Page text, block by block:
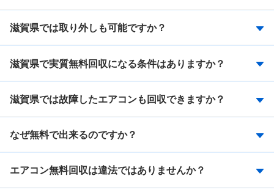
滋賀県では取り外しも可能ですか？
滋賀県で実質無料回収になる条件はありますか？
滋賀県では故障したエアコンも回収できますか？
なぜ無料で出来るのですか？
エアコン無料回収は違法ではありませんか？